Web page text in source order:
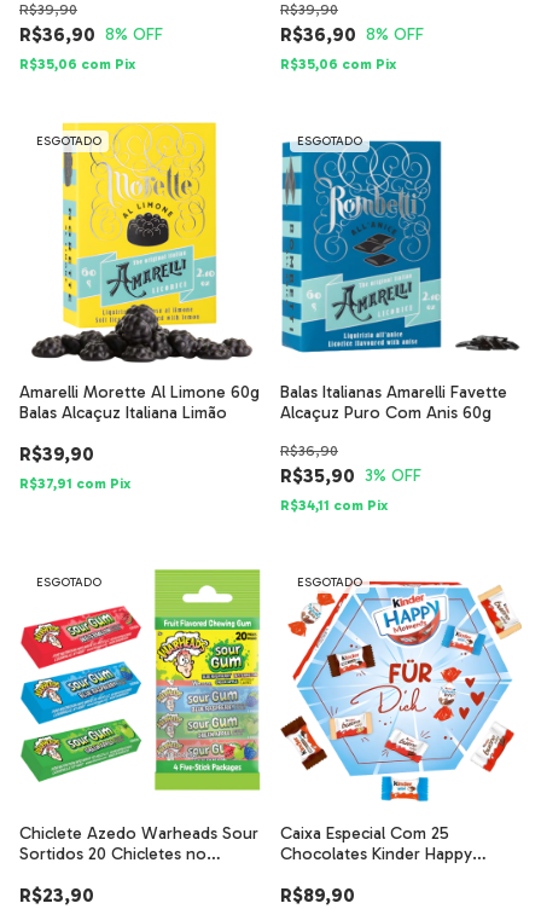
R$36,90
R$39,90
8% OFF
R$35,06 com Pix
R$36,90
R$39,90
8% OFF
R$35,06 com Pix
ESGOTADO
Amarelli Morette Al Limone 60g
Balas Alcaçuz Italiana Limão
R$39,90
R$37,91 com Pix
ESGOTADO
Balas Italianas Amarelli Favette
Alcaçuz Puro Com Anis 60g
R$35,90
R$36,90
3% OFF
R$34,11 com Pix
ESGOTADO
Chiclete Azedo Warheads Sour
Sortidos 20 Chicletes no
R$23,90
ESGOTADO
Caixa Especial Com 25
Chocolates Kinder Happy
R$89,90